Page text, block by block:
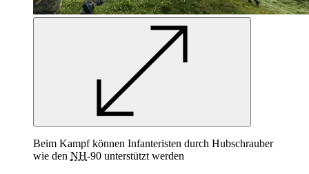
Beim Kampf können Infanteristen durch Hubschrauber
wie den NH-90 unterstützt werden